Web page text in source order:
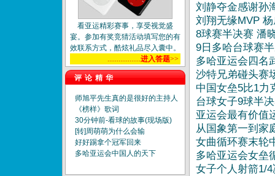
看亚运精彩赛事，享受视觉盛
宴。参加有奖竞猜活动填写您的有
效联系方式，酷炫礼品尽入囊中。
..................进入答题>>
评论精华
师旭平先生真的是很好的主持人
《榜样》歌词
30分钟前-看球的故事(现场版)
[转]周萌萌为什么会输
好好踢拿个冠军回来
多哈亚运会中国人的天下
刘静夺金感谢孙
刘翔无缘MVP
8球赛半决赛 潘
9日多哈台球赛
多哈亚运会四名
沙特兄弟碰头赛
中国女垒5比1力
台球女子9球半
亚运会最有价值
从国象第一到家
女曲循环赛末轮
多哈亚运会女垒
女子个人射箭1/